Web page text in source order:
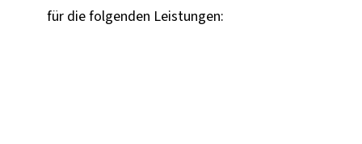
für die folgenden Leistungen: